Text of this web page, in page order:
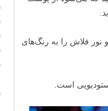
نور فلاش را به رنگ‌های
است.